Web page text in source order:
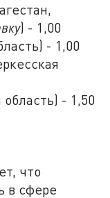
) - 1,00
- 1,00
- 1,50
что
в сфере